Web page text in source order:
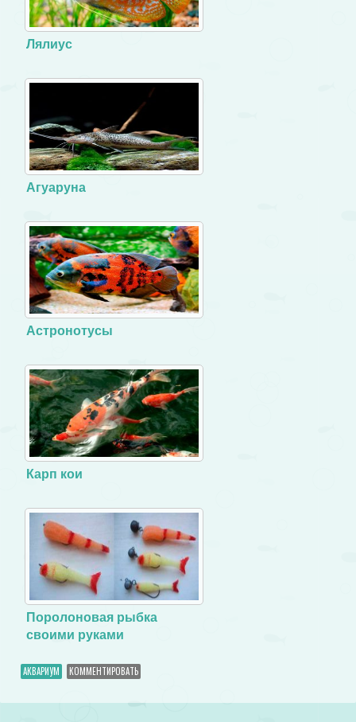
Лялиус
Агуаруна
Астронотусы
Карп кои
Поролоновая рыбка
своими руками
АКВАРИУМ КОММЕНТИРОВАТЬ